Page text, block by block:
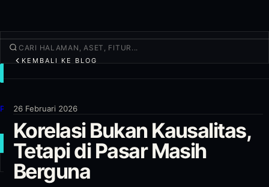
Produk
Lainnya
TRADE BARU
Masuk DAFTAR
KEMBALI KE BLOG
26 Februari 2026
Korelasi Bukan Kausalitas,
Tetapi di Pasar Masih
Berguna